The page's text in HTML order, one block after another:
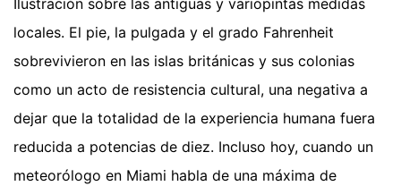
Ilustración sobre las antiguas y variopintas medidas
locales. El pie, la pulgada y el grado Fahrenheit
sobrevivieron en las islas británicas y sus colonias
como un acto de resistencia cultural, una negativa a
dejar que la totalidad de la experiencia humana fuera
reducida a potencias de diez. Incluso hoy, cuando un
meteorólogo en Miami habla de una máxima de